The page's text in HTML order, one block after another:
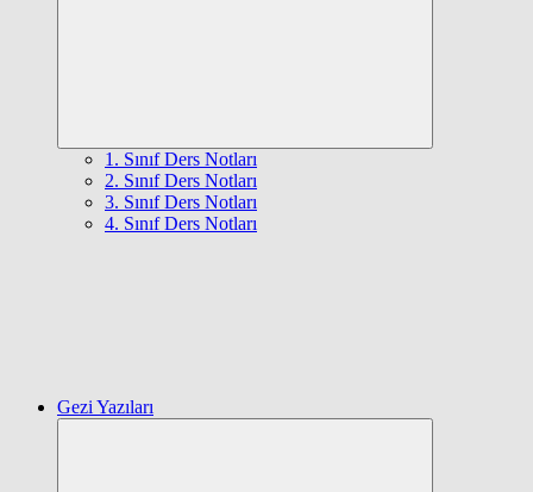
1. Sınıf Ders Notları
2. Sınıf Ders Notları
3. Sınıf Ders Notları
4. Sınıf Ders Notları
Gezi Yazıları